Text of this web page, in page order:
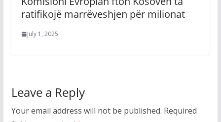
ratifikojë marrëveshjen për milionat
July 1, 2025
Leave a Reply
Your email address will not be published. Required